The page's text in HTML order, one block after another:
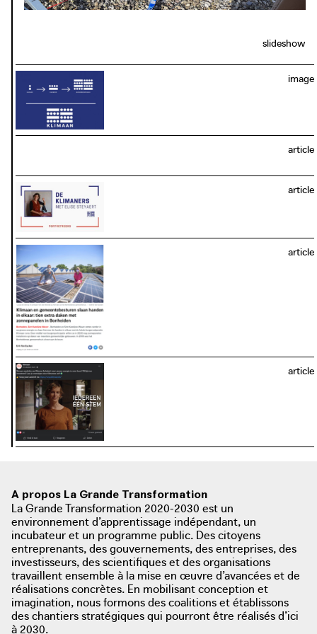
mais aussi à une réduction de la facture énergétique et
ont été vendues, ce qui correspond à une économie de
an.
slideshow
image
article
photo: Canvas, 2019
vrt.be
article
article
photo: Erik Van Eycken. Gazet van Antwerpen, 2020
article
A propos La Grande Transformation
La Grande Transformation 2020-2030 est un
environnement d’apprentissage indépendant, un
incubateur et un programme public. Des citoyens
entreprenants, des gouvernements, des entreprises, des
investisseurs, des scientifiques et des organisations
travaillent ensemble à la mise en œuvre d’avancées et de
réalisations concrètes. En mobilisant conception et
imagination, nous formons des coalitions et établissons
des chantiers stratégiques qui pourront être réalisés d’ici
à 2030.